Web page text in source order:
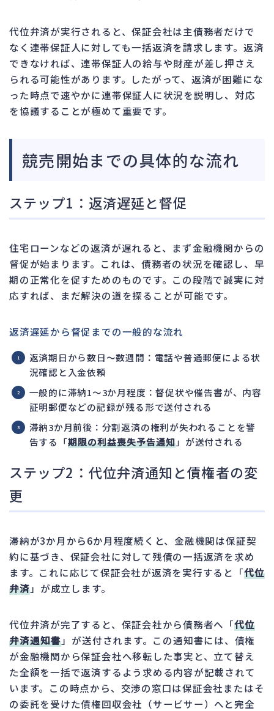
代位弁済が実行されると、保証会社は主債務者だけで
なく連帯保証人に対しても一括返済を請求します。返済
できなければ、連帯保証人の給与や財産が差し押さえ
られる可能性があります。したがって、返済が困難にな
った時点で速やかに連帯保証人に状況を説明し、対応
を協議することが極めて重要です。
競売開始までの具体的な流れ
ステップ1：返済遅延と督促
住宅ローンなどの返済が遅れると、まず金融機関からの
督促が始まります。これは、債務者の状況を確認し、早
期の正常化を促すためのものです。この段階で誠実に対
応すれば、まだ解決の道を探ることが可能です。
返済遅延から督促までの一般的な流れ
返済期日から数日～数週間：電話や普通郵便による状
況確認と入金依頼
一般的に滞納1～3か月程度：督促状や催告書が、内容
証明郵便などの記録が残る形で送付される
滞納3か月前後：分割返済の権利が失われることを警
告する「期限の利益喪失予告通知」が送付される
ステップ2：代位弁済通知と債権者の変
更
滞納が3か月から6か月程度続くと、金融機関は保証契
約に基づき、保証会社に対して残債の一括返済を求め
ます。これに応じて保証会社が返済を実行すると「代位
弁済」が成立します。
代位弁済が完了すると、保証会社から債務者へ「代位
弁済通知書」が送付されます。この通知書には、債権
が金融機関から保証会社へ移転した事実と、立て替え
た全額を一括で返済するよう求める内容が記載されて
います。この時点から、交渉の窓口は保証会社またはそ
の委託を受けた債権回収会社（サービサー）へと完全